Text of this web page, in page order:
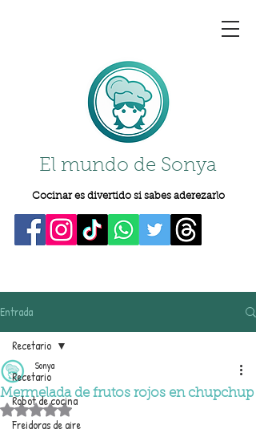
El mundo de Sonya
Cocinar es divertido si sabes aderezarlo
Entrada
Recetario
Robot de cocina
Freidoras de aire
Recetario
Mermelada de frutos rojos en chupchup
Sonya
Obtuvo NaN de 5 estrellas.